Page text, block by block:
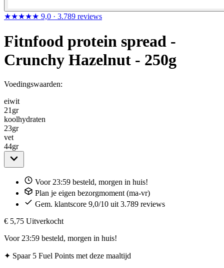
★★★★★ 9,0 · 3.789 reviews
Fitnfood protein spread -
Crunchy Hazelnut - 250g
Voedingswaarden:
eiwit
21 gr
koolhydraten
23gr
vet
44gr
Voor 23:59 besteld, morgen in huis!
Plan je eigen bezorgmoment (ma-vr)
Gem. klantscore 9,0/10 uit 3.789 reviews
€ 5,75 Uitverkocht
Voor 23:59 besteld, morgen in huis!
✦ Spaar 5 Fuel Points met deze maaltijd